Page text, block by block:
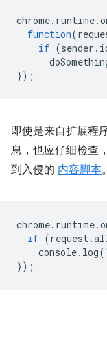
chrome. runtime.
function(
if (sender .
});
即使是来自扩展程
息，也应仔细检查
到入侵的 内容脚本。
chrome. runtime.
if (request.
console. log(
});